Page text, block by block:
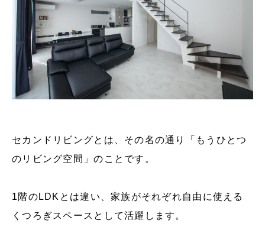
セカンドリビングとは、その名の通り「もうひとつ
のリビング空間」のことです。
1階のLDKとは違い、家族がそれぞれ自由に使える
くつろぎスペースとして活躍します。